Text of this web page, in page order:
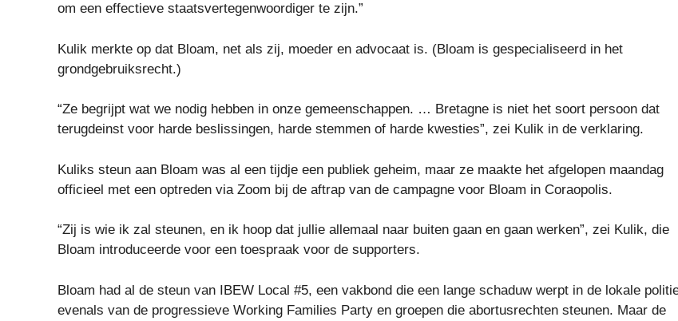
om een ​​effectieve staatsvertegenwoordiger te zijn.”
Kulik merkte op dat Bloam, net als zij, moeder en advocaat is. (Bloam is gespecialiseerd in het
grondgebruiksrecht.)
“Ze begrijpt wat we nodig hebben in onze gemeenschappen. … Bretagne is niet het soort persoon dat
terugdeinst voor harde beslissingen, harde stemmen of harde kwesties”, zei Kulik in de verklaring.
Kuliks steun aan Bloam was al een tijdje een publiek geheim, maar ze maakte het afgelopen maandag
officieel met een optreden via Zoom bij de aftrap van de campagne voor Bloam in Coraopolis.
“Zij is wie ik zal steunen, en ik hoop dat jullie allemaal naar buiten gaan en gaan werken”, zei Kulik, die
Bloam introduceerde voor een toespraak voor de supporters.
Bloam had al de steun van IBEW Local #5, een vakbond die een lange schaduw werpt in de lokale
evenals van de progressieve Working Families Party en groepen die abortusrechten steunen. Maar de